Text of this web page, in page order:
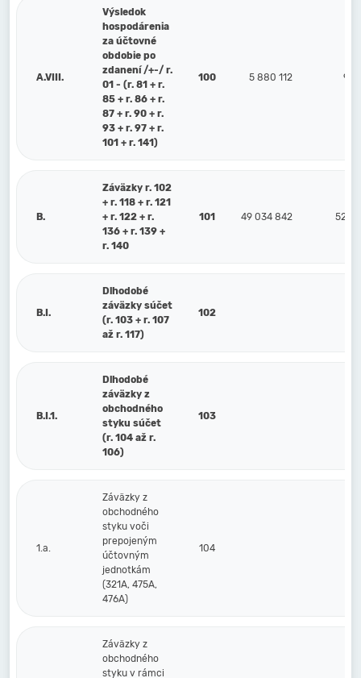
A.VIII.
Výsledok
hospodárenia
za účtovné
obdobie po
zdanení /+-/ r.
01 - (r. 81 + r.
85 + r. 86 + r.
87 + r. 90 + r.
93 + r. 97 + r.
101 + r. 141)
100 5 880 112 9
B.
Záväzky r. 102
+ r. 118 + r. 121
+ r. 122 + r.
136 + r. 139 +
r. 140
101 49 034 842 52
B.I.
Dlhodobé
záväzky súčet
(r. 103 + r. 107
až r. 117)
102
B.I.1.
Dlhodobé
záväzky z
obchodného
styku súčet
(r. 104 až r.
106)
103
1.a.
Záväzky z
obchodného
styku voči
prepojeným
účtovným
jednotkám
(321A, 475A,
476A)
104
Záväzky z
obchodného
styku v rámci